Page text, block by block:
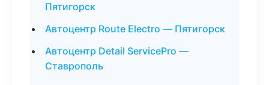
Пятигорск
Автоцентр Route Electro — Пятигорск
Автоцентр Detail ServicePro —
Ставрополь